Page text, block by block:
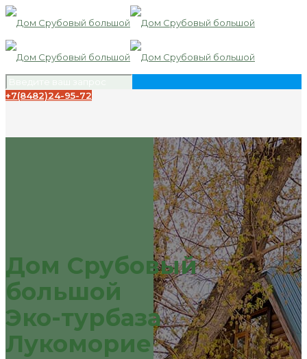
+7(8482)24-95-72
Дом Срубовый
большой
Эко-турбаза
Лукоморие